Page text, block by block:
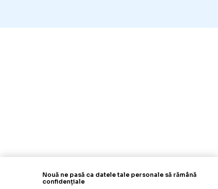
Nouă ne pasă ca datele tale personale să rămână
confidențiale